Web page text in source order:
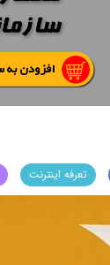
تعرفه اینترنت